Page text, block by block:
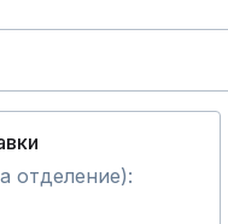
отделение):